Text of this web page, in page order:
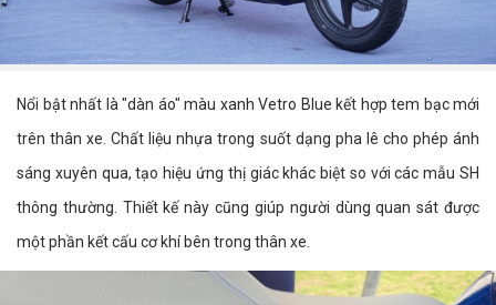
Nổi bật nhất là "dàn áo" màu xanh Vetro Blue kết hợp tem bạc mới
trên thân xe. Chất liệu nhựa trong suốt dạng pha lê cho phép ánh
sáng xuyên qua, tạo hiệu ứng thị giác khác biệt so với các mẫu SH
thông thường. Thiết kế này cũng giúp người dùng quan sát được
một phần kết cấu cơ khí bên trong thân xe.